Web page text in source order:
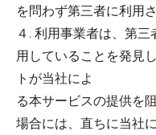
を問わず第三者に利用
４. 利用事業者は、第
用していることを発見
トが当社によ
る本サービスの提供を
場合には、直ちに当社